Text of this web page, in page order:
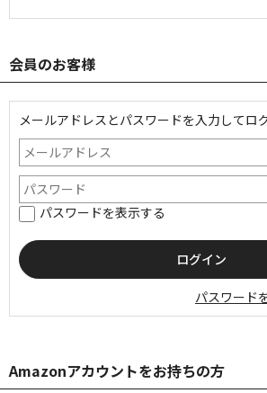
会員のお客様
メールアドレスとパスワードを入力してロ
パスワードを表示する
パスワード
Amazonアカウントをお持ちの方